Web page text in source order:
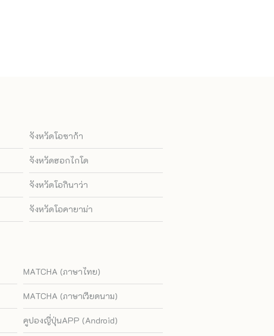
จังหวัดโอซาก้า
จังหวัดฮอกไกโด
จังหวัดโอกินาว่า
จังหวัดโอคายาม่า
MATCHA (ภาษาไทย)
MATCHA (ภาษาเวียดนาม)
คูปองญี่ปุ่นAPP (Android)